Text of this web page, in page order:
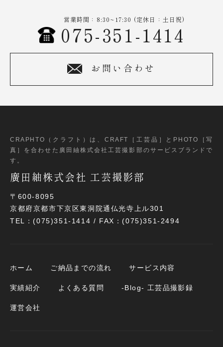
営業時間：8:30~17:30 (定休日：土日祝)
075-351-1414
お問い合わせ
CRAPHTO（クラフト）は、CRAFT［工芸品］とPHOTO［写
真］ を合わせた廣田紬株式会社工芸撮影部のサービスブランドで
す。
廣田紬株式会社 工芸撮影部
〒600-8095
京都府京都市下京区東洞院通仏光寺上ル301
TEL：(075)351-1414 / FAX：(075)351-2494
ホーム ご納品までの流れ サービス内容
実績紹介 よくある質問 -Blog- 工芸品撮影録
運営会社